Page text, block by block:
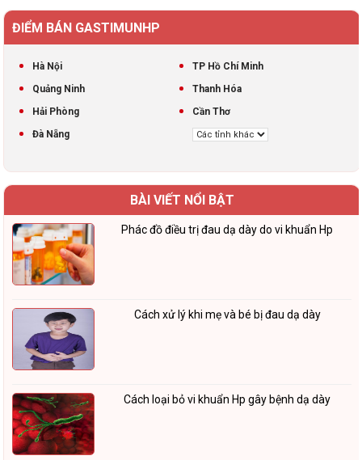
ĐIỂM BÁN GASTIMUNHP
Hà Nội
TP Hồ Chí Minh
Quảng Ninh
Thanh Hóa
Hải Phòng
Cần Thơ
Đà Nẵng
BÀI VIẾT NỔI BẬT
Phác đồ điều trị đau dạ dày do vi khuẩn Hp
Cách xử lý khi mẹ và bé bị đau dạ dày
Cách loại bỏ vi khuẩn Hp gây bệnh dạ dày